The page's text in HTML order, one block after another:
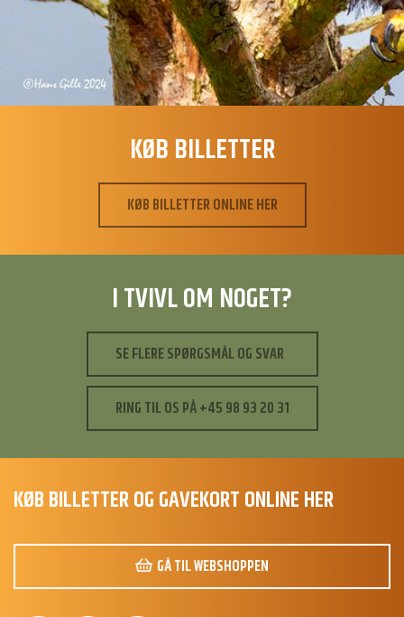
KØB BILLETTER
KØB BILLETTER ONLINE HER
I TVIVL OM NOGET?
SE FLERE SPØRGSMÅL OG SVAR
RING TIL OS PÅ +45 98 93 20 31
KØB BILLETTER OG GAVEKORT ONLINE HER
GÅ TIL WEBSHOPPEN